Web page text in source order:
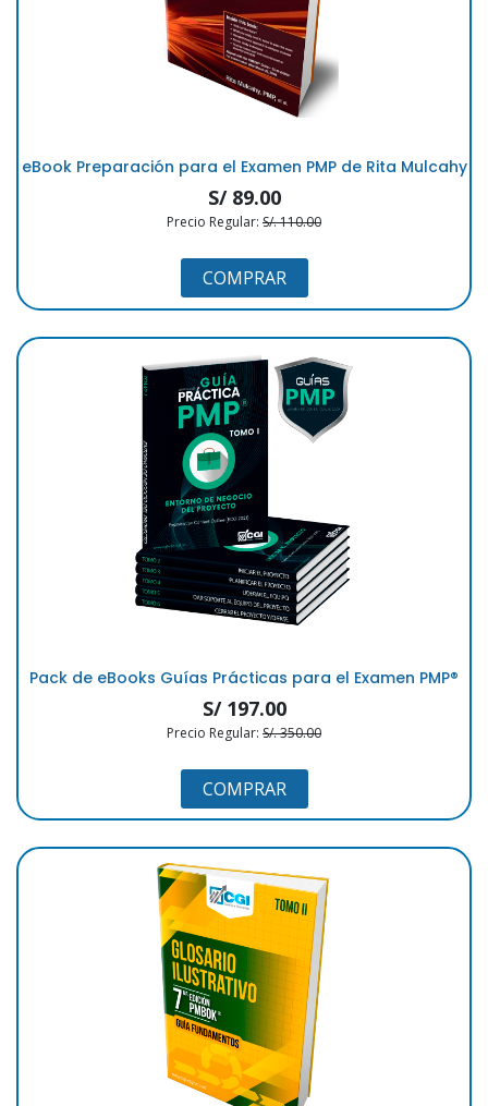
eBook Preparación para el Examen PMP de Rita Mulcahy
S/ 89.00
Precio Regular: S/. 110.00
COMPRAR
Pack de eBooks Guías Prácticas para el Examen PMP®
S/ 197.00
Precio Regular: S/. 350.00
COMPRAR